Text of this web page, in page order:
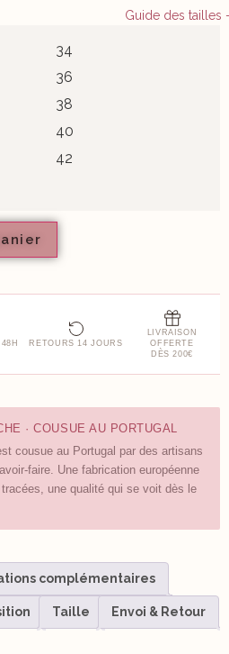
34
36
38
40
42
RETOURS 14 JOURS
LIVRAISON
OFFERTE
DÈS 200€
· COUSUE AU PORTUGAL
cousue au Portugal par des artisans
faire. Une fabrication européenne
une qualité qui se voit dès le
complémentaires
Taille Envoi & Retour